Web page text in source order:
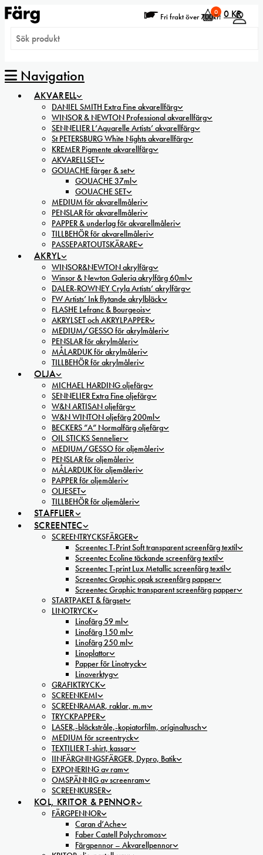
Fri frakt över 700kr!
Navigation
0 0 KR
AKVARELL
DANIEL SMITH Extra Fine akvarellfärg
WINSOR & NEWTON Professional akvarellfärg
SENNELIER L’Aquarelle Artists’ akvarellfärg
St PETERSBURG White Nights akvarellfärg
KREMER Pigmente akvarellfärg
AKVARELLSET
GOUACHE färger & set
GOUACHE 37ml
GOUACHE SET
MEDIUM för akvarellmåleri
PENSLAR för akvarellmåleri
PAPPER & underlag för akvarellmåleri
TILLBEHÖR för akvarellmåleri
PASSEPARTOUTSKÄRARE
AKRYL
WINSOR&NEWTON akrylfärg
Winsor & Newton Galeria akrylfärg 60ml
DALER-ROWNEY Cryla Artists’ akrylfärg
FW Artists’ Ink flytande akrylbläck
FLASHE Lefranc & Bourgeois
AKRYLSET och AKRYLPAPPER
MEDIUM/GESSO för akrylmåleri
PENSLAR för akrylmåleri
MÅLARDUK för akrylmåleri
TILLBEHÖR för akrylmåleri
OLJA
MICHAEL HARDING oljefärg
SENNELIER Extra Fine oljefärg
W&N ARTISAN oljefärg
W&N WINTON oljefärg 200ml
BECKERS ”A” Normalfärg oljefärg
OIL STICKS Sennelier
MEDIUM/GESSO för oljemåleri
PENSLAR för oljemåleri
MÅLARDUK för oljemåleri
PAPPER för oljemåleri
OLJESET
TILLBEHÖR för oljemåleri
STAFFLIER
SCREENTEC
SCREENTRYCKSFÄRGER
Screentec T-Print Soft transparent screenfärg textil
Screentec Ecoline täckande screenfärg textil
Screentec T-print Lux Metallic screenfärg textil
Screentec Graphic opak screenfärg papper
Screentec Graphic transparent screenfärg papper
STARTPAKET & färgset
LINOTRYCK
Linofärg 59 ml
Linofärg 150 ml
Linofärg 250 ml
Linoplattor
Papper för Linotryck
Linoverktyg
GRAFIKTRYCK
SCREENKEMI
SCREENRAMAR, raklar, m.m
TRYCKPAPPER
LASER,-bläckstråle,-kopiatorfilm, oríginaltusch
MEDIUM för screentryck
TEXTILIER T-shirt, kassar
IINFÄRGNINGSFÄRGER, Dypro, Batik
EXPONERING av ram
OMSPÄNNIG av screenram
SCREENKURSER
KOL, KRITOR & PENNOR
FÄRGPENNOR
Caran d’Ache
Faber Castell Polychromos
Färgpennor – Akvarellpennor